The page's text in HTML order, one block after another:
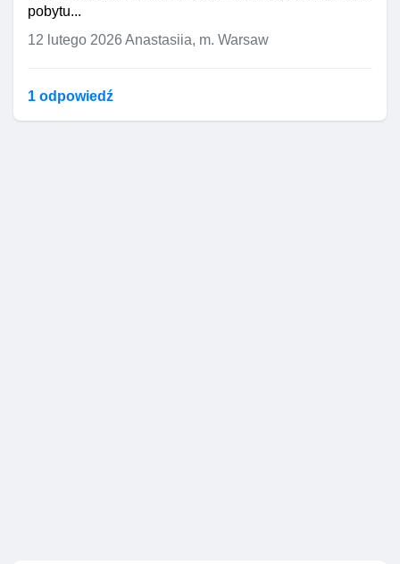
pobytu...
12 lutego 2026 Anastasiia, m. Warsaw
1 odpowiedź